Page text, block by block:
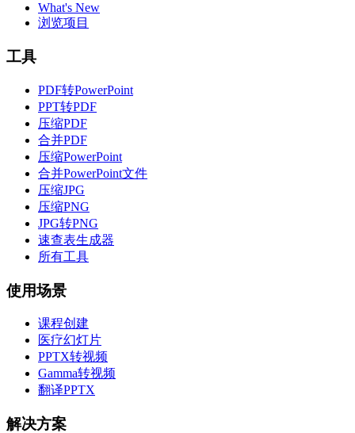
What's New
浏览项目
工具
PDF转PowerPoint
PPT转PDF
压缩PDF
合并PDF
压缩PowerPoint
合并PowerPoint文件
压缩JPG
压缩PNG
JPG转PNG
速查表生成器
所有工具
使用场景
课程创建
医疗幻灯片
PPTX转视频
Gamma转视频
翻译PPTX
解决方案